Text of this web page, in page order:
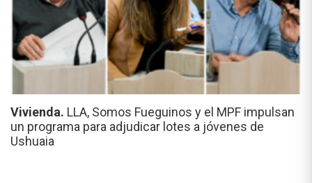
Vivienda. LLA, Somos Fueguinos y el MPF impulsan
un programa para adjudicar lotes a jóvenes de
Ushuaia